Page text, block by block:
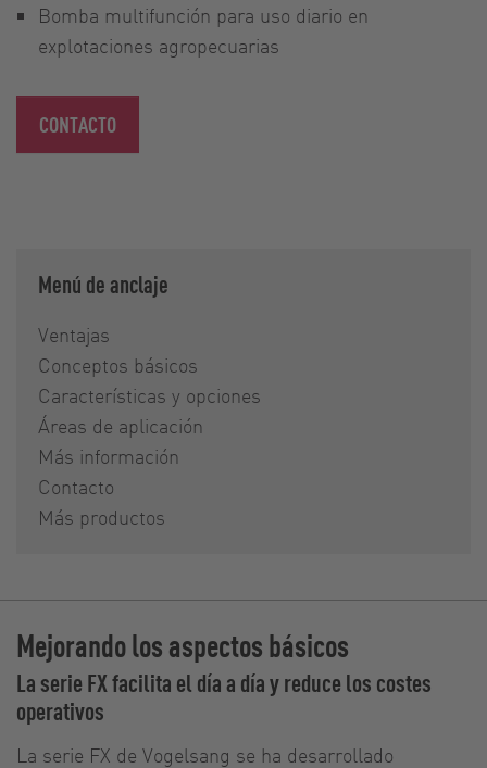
Bomba multifunción para uso diario en
explotaciones agropecuarias
CONTACTO
Menú de anclaje
Ventajas
Conceptos básicos
Características y opciones
Áreas de aplicación
Más información
Contacto
Más productos
Mejorando los aspectos básicos
La serie FX facilita el día a día y reduce los costes
operativos
La serie FX de Vogelsang se ha desarrollado